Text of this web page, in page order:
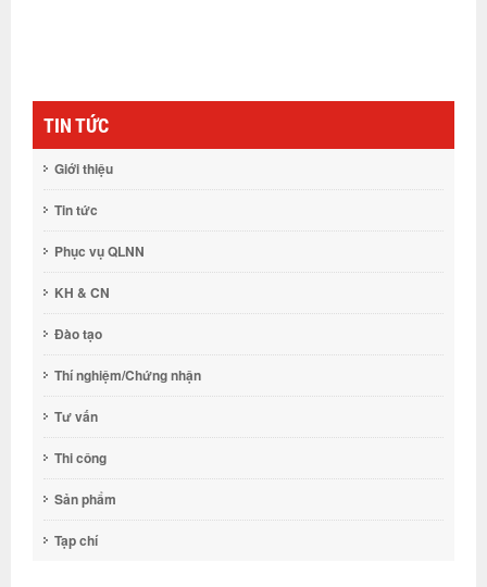
TIN TỨC
Giới thiệu
Tin tức
Phục vụ QLNN
KH & CN
Đào tạo
Thí nghiệm/Chứng nhận
Tư vấn
Thi công
Sản phẩm
Tạp chí